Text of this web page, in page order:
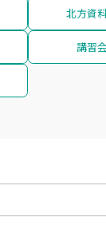
北方資
講習